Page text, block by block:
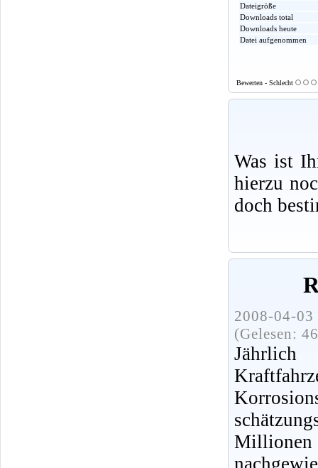
Dateigröße
Downloads total
Downloads heute
Datei aufgenommen
Bewerten - Schlecht
Was ist
hierzu
doch
2008-04-
(Gelesen: